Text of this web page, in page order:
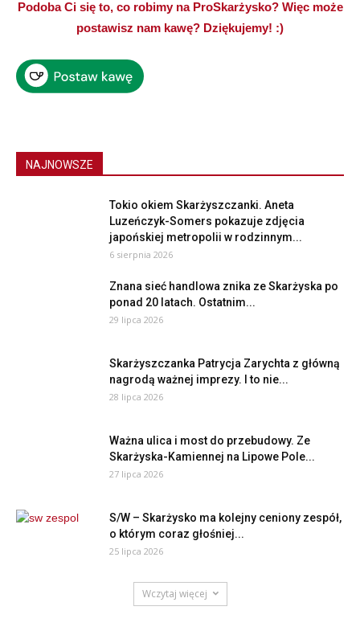
Podoba Ci się to, co robimy na ProSkarżysko? Więc może
postawisz nam kawę? Dziękujemy! :)
NAJNOWSZE
Tokio okiem Skarżyszczanki. Aneta
Luzeńczyk-Somers pokazuje zdjęcia
japońskiej metropolii w rodzinnym...
6 sierpnia 2026
Znana sieć handlowa znika ze Skarżyska po
ponad 20 latach. Ostatnim...
29 lipca 2026
Skarżyszczanka Patrycja Zarychta z główną
nagrodą ważnej imprezy. I to nie...
28 lipca 2026
Ważna ulica i most do przebudowy. Ze
Skarżyska-Kamiennej na Lipowe Pole...
27 lipca 2026
S/W – Skarżysko ma kolejny ceniony zespół,
o którym coraz głośniej...
25 lipca 2026
Wczytaj więcej